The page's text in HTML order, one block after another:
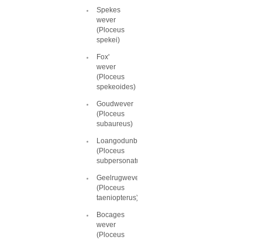
Spekes
wever
(Ploceus
spekei)
Fox'
wever
(Ploceus
spekeoides)
Goudwever
(Ploceus
subaureus)
Loangodunbekwever
(Ploceus
subpersonatus)
Geelrugwever
(Ploceus
taeniopterus)
Bocages
wever
(Ploceus